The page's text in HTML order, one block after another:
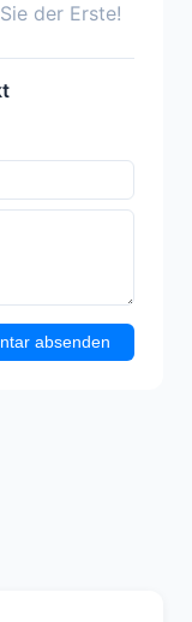
der Erste!
absenden